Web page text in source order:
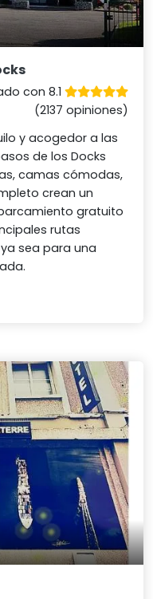
con 8.1
(2137 opiniones)
y acogedor a las
de los Docks
camas cómodas,
crean un
gratuito
rutas
sea para una